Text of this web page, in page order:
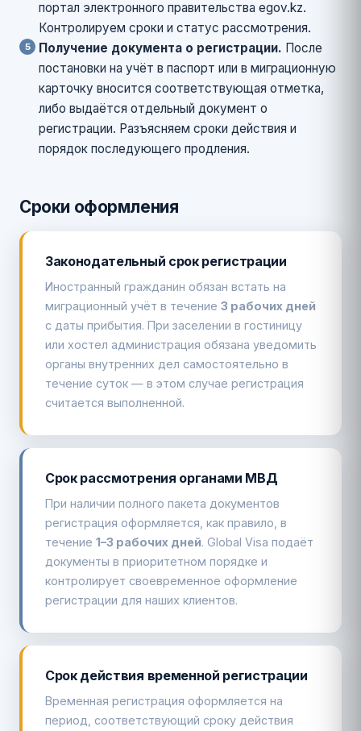
портал электронного правительства egov.kz.
Контролируем сроки и статус рассмотрения.
Получение документа о регистрации. После
постановки на учёт в паспорт или в миграционную
карточку вносится соответствующая отметка,
либо выдаётся отдельный документ о
регистрации. Разъясняем сроки действия и
порядок последующего продления.
Сроки оформления
Законодательный срок регистрации
Иностранный гражданин обязан встать на
миграционный учёт в течение 3 рабочих дней
с даты прибытия. При заселении в гостиницу
или хостел администрация обязана уведомить
органы внутренних дел самостоятельно в
течение суток — в этом случае регистрация
считается выполненной.
Срок рассмотрения органами МВД
При наличии полного пакета документов
регистрация оформляется, как правило, в
течение 1–3 рабочих дней. Global Visa подаёт
документы в приоритетном порядке и
контролирует своевременное оформление
регистрации для наших клиентов.
Срок действия временной регистрации
Временная регистрация оформляется на
период, соответствующий сроку действия